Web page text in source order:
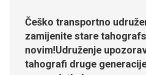
Češko transportno
zamijenite stare
novim!Udruženje
tahografi druge